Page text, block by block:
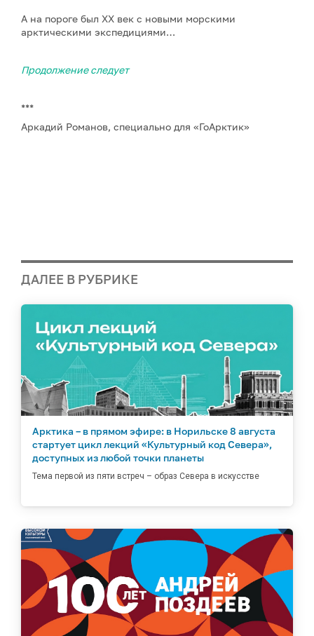
А на пороге был ХХ век с новыми морскими
арктическими экспедициями…
Продолжение следует
***
Аркадий Романов, специально для «ГоАрктик»
ДАЛЕЕ В РУБРИКЕ
Арктика – в прямом эфире: в Норильске 8 августа
стартует цикл лекций «Культурный код Севера»,
доступных из любой точки планеты
Тема первой из пяти встреч – образ Севера в искусстве